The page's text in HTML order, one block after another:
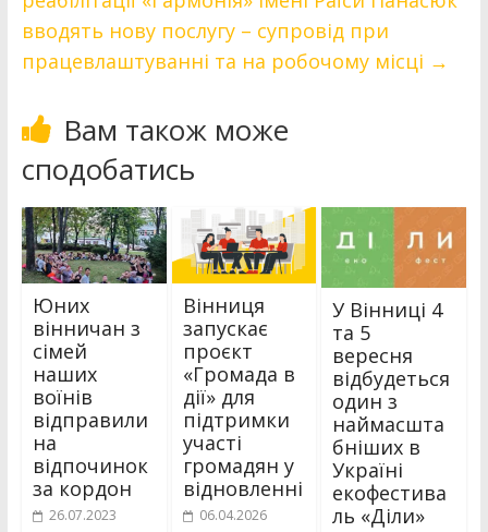
вводять нову послугу – супровід при
працевлаштуванні та на робочому місці →
Вам також може
сподобатись
Юних
вінничан з
сімей
наших
воїнів
відправили
на
відпочинок
за кордон
26.07.2023
Вінниця
запускає
проєкт
«Громада в
дії» для
підтримки
участі
громадян у
відновленні
06.04.2026
У Вінниці 4
та 5
вересня
відбудеться
один з
наймасшта
бніших в
Україні
екофестива
ль «Діли»